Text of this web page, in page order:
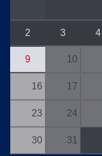
2 3 4
9 10
16 17
23 24
30 31